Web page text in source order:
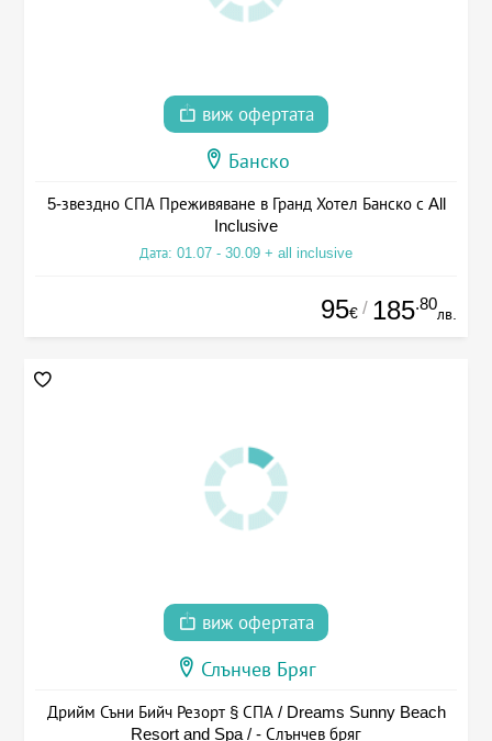
виж офертата
Банско
5-звездно СПА Преживяване в Гранд Хотел Банско с All
Inclusive
Дата: 01.07 - 30.09 + all inclusive
95€ / 185.80
лв.
виж офертата
Слънчев Бряг
Дрийм Съни Бийч Резорт § СПА / Dreams Sunny Beach
Resort and Spa / - Слънчев бряг